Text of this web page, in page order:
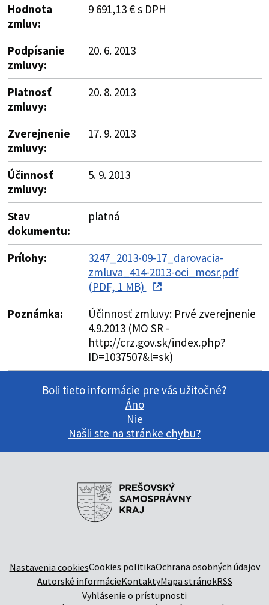
Hodnota
zmluv:
9 691,13 € s DPH
Podpísanie
zmluvy:
20. 6. 2013
Platnosť
zmluvy:
20. 8. 2013
Zverejnenie
zmluvy:
17. 9. 2013
Účinnosť
zmluvy:
5. 9. 2013
Stav
dokumentu:
platná
Prílohy:
3247_2013-09-17_darovacia-
zmluva_414-2013-oci_mosr.pdf
(PDF, 1 MB)
Poznámka:
Účinnosť zmluvy: Prvé zverejnenie
4.9.2013 (MO SR -
http://crz.gov.sk/index.php?
ID=1037507&l=sk)
Boli tieto informácie pre vás užitočné?
Áno
Nie
Našli ste na stránke chybu?
Nastavenia cookiesCookies politikaOchrana osobných údajov
Autorské informácieKontaktyMapa stránokRSS
Vyhlásenie o prístupnosti